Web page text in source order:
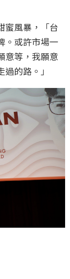
蜜風暴，「台
。或許市場一
意等，我願意
的路。」